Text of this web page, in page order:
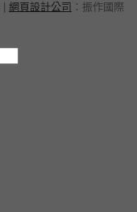
網頁設計公司 ： 振作國際